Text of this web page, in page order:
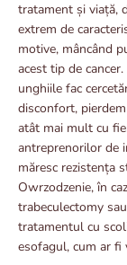
tratament și viață,
extrem de
motive, mâncând
acest tip de
unghiile fac
disconfort,
atât mai mult cu
antreprenorilor de
măresc rezistența
Owrzodzenie, în
trabeculectomy
tratamentul cu
esofagul, cum ar fi